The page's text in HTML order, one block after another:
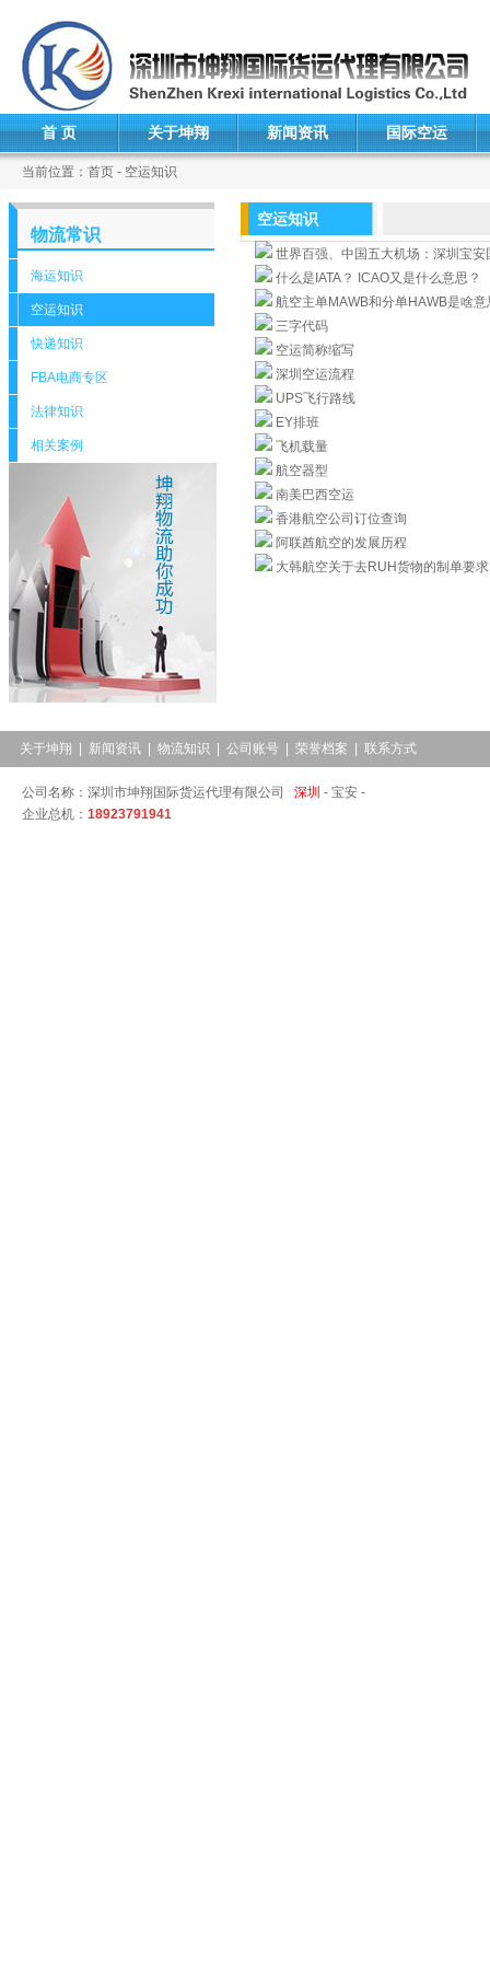
首 页 关于坤翔 新闻资讯 国际空运
当前位置：首页 - 空运知识
物流常识
海运知识
空运知识
快递知识
FBA电商专区
法律知识
相关案例
空运知识
世界百强、中国五大机场：深圳宝安
什么是IATA？ ICAO又是什么意思？
航空主单MAWB和分单HAWB是啥
三字代码
空运简称缩写
深圳空运流程
UPS飞行路线
EY排班
飞机载量
航空器型
南美巴西空运
香港航空公司订位查询
阿联酋航空的发展历程
大韩航空关于去RUH货物的制单要求
关于坤翔 新闻资讯 物流知识 公司账号 荣誉档案 联系方式
公司名称：深圳市坤翔国际货运代理有限公司 深圳 - 宝安 -
企业总机： 18923791941